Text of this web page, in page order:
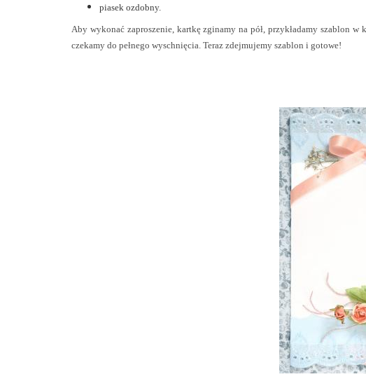
piasek ozdobny.
Aby wykonać zaproszenie, kartkę zginamy na pół, przykładamy szablon w
czekamy do pełnego wyschnięcia. Teraz zdejmujemy szablon i gotowe!